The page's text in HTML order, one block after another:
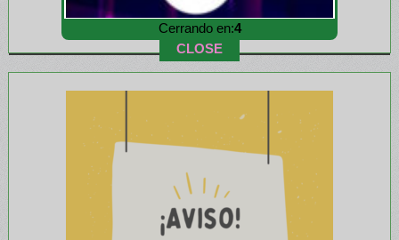
Cerrando en:1
CLOSE